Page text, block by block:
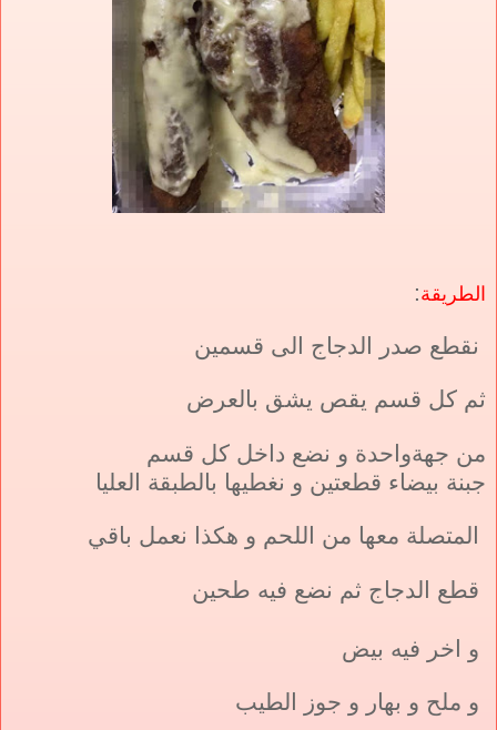
الطريقة:
نقطع صدر الدجاج الى قسمين
ثم كل قسم يقص يشق بالعرض
من جهةواحدة و نضع داخل كل قسم
جبنة بيضاء قطعتين و نغطيها بالطبقة العليا
المتصلة معها من اللحم و هكذا نعمل باقي
قطع الدجاج ثم نضع فيه طحين
و اخر فيه بيض
و ملح و بهار و جوز الطيب